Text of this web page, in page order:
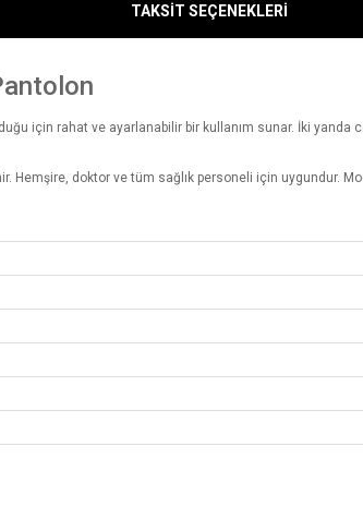
TAKSİT SEÇENEKLERİ
için rahat ve ayarlanabilir bir kullanım sunar. İki yanda
doktor ve tüm sağlık personeli için uygundur.